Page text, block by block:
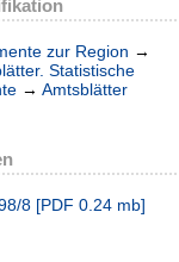
zur Region →
Statistische
→ Amtsblätter
8 [PDF 0.24 mb]